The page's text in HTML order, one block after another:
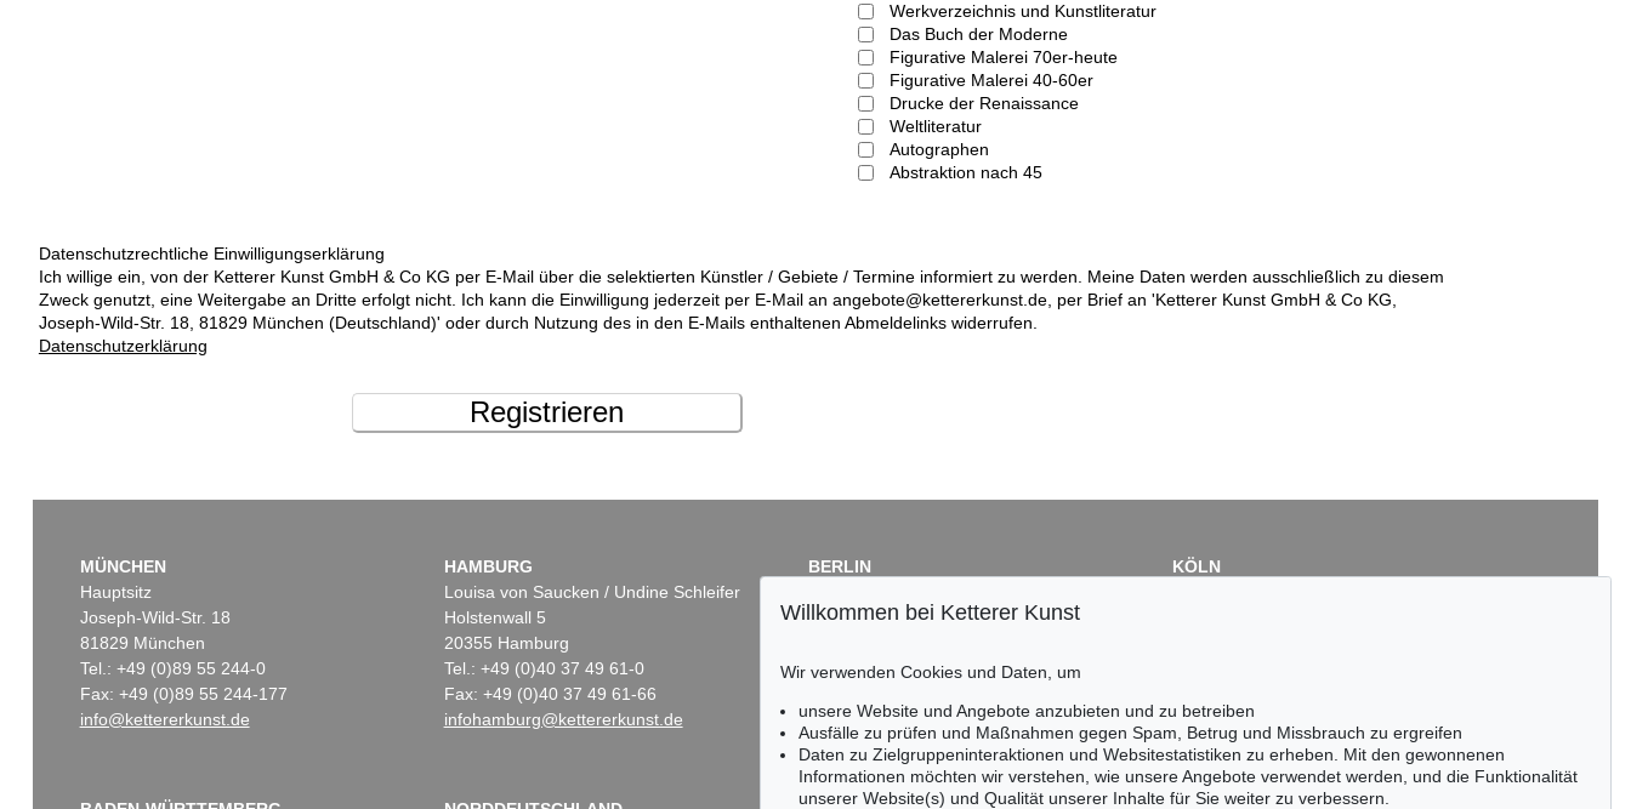
Werkverzeichnis und Kunstliteratur
Das Buch der Moderne
Figurative Malerei 70er-heute
Figurative Malerei 40-60er
Drucke der Renaissance
Weltliteratur
Autographen
Abstraktion nach 45
Datenschutzrechtliche Einwilligungserklärung
Ich willige ein, von der Ketterer Kunst GmbH & Co KG per E-Mail über die selektierten Künstler / Gebiete / Termine informiert zu werden. Meine Daten werden ausschließlich zu diesem
Zweck genutzt, eine Weitergabe an Dritte erfolgt nicht. Ich kann die Einwilligung jederzeit per E-Mail an angebote@kettererkunst.de, per Brief an 'Ketterer Kunst GmbH & Co KG,
Joseph-Wild-Str. 18, 81829 München (Deutschland)' oder durch Nutzung des in den E-Mails enthaltenen Abmeldelinks widerrufen.
Datenschutzerklärung
Registrieren
MÜNCHEN
Hauptsitz
Joseph-Wild-Str. 18
81829 München
Tel.: +49 (0)89 55 244-0
Fax: +49 (0)89 55 244-177
info@kettererkunst.de
HAMBURG
Louisa von Saucken / Undine Schleifer
Holstenwall 5
20355 Hamburg
Tel.: +49 (0)40 37 49 61-0
Fax: +49 (0)40 37 49 61-66
infohamburg@kettererkunst.de
BERLIN
Fasanenstr. 70
Tel.: +49 (0)30 88 67 53-63
infoberlin@kettererkunst.de
KÖLN
Willkommen bei Ketterer Kunst
Wir verwenden Cookies und Daten, um
unsere Website und Angebote anzubieten und zu betreiben
Ausfälle zu prüfen und Maßnahmen gegen Spam, Betrug und Missbrauch zu ergreifen
Daten zu Zielgruppeninteraktionen und Websitestatistiken zu erheben. Mit den gewonnenen
Informationen möchten wir verstehen, wie unsere Angebote verwendet werden, und die Funktionalität
unserer Website(s) und Qualität unserer Inhalte für Sie weiter zu verbessern.